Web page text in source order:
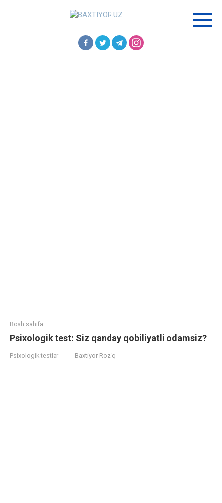
Bosh sahifa
Psixologik test: Siz qanday qobiliyatli odamsiz?
Psixologik testlar Baxtiyor Roziq